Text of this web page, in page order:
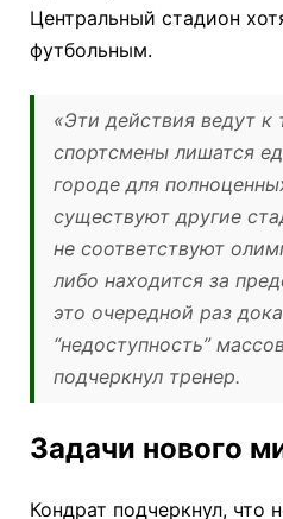
Центральный стадион
футбольным.
«Эти действия ведут к
спортсмены лишатся
городе для
существуют другие
не соответствуют
либо находится за
это очередной раз
“недоступность”
подчеркнул тренер.
Задачи нового
Кондрат подчеркнул, что